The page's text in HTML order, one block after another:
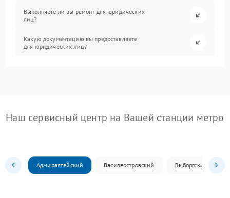
Выполняете ли вы ремонт для юридических
лиц?
Какую документацию вы предоставляете
для юридических лиц?
Наш сервисный центр на Вашей станции метро
Адмиралтейский Василеостровский Выборгский